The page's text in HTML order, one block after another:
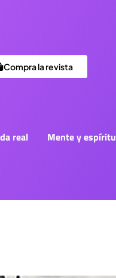
Compra la revista
real Mente y espíritu